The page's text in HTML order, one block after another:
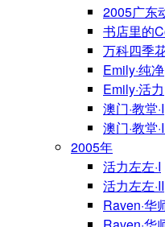
2005广东
书店里的
万科四季
Emily·纯净
Emily·活力
澳门·教堂·I
澳门·教堂
2005年
活力左左·I
活力左左·II
Raven·华